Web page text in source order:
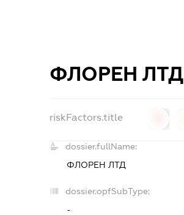
ФЛОРЕН ЛТД
riskFactors.title
dossier.fullName:
ФЛОРЕН ЛТД
dossier.opfSubType:
-